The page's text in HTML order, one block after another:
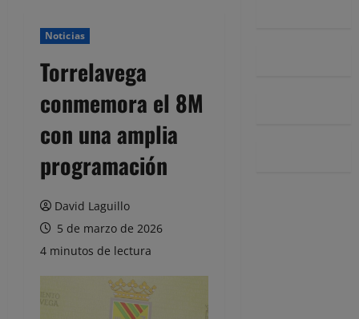
Noticias
Torrelavega
conmemora el 8M
con una amplia
programación
David Laguillo
5 de marzo de 2026
4 minutos de lectura